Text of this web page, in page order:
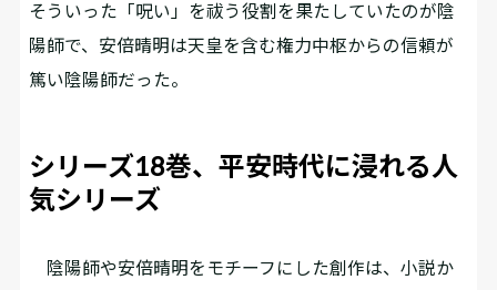
そういった「呪い」を祓う役割を果たしていたのが陰
陽師で、安倍晴明は天皇を含む権力中枢からの信頼が
篤い陰陽師だった。
シリーズ18巻、平安時代に浸れる人
気シリーズ
陰陽師や安倍晴明をモチーフにした創作は、小説か